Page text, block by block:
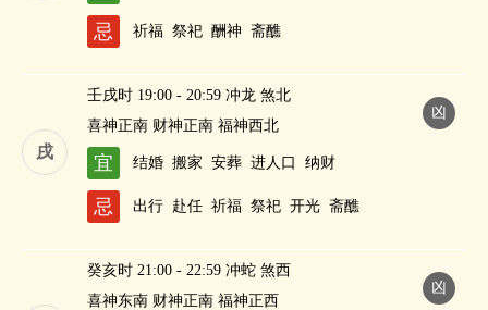
造
纳财
忌 祈福 祭祀 酬神 斋醮
戌
凶
壬戌时 19:00 - 20:59 冲龙 煞北
喜神正南 财神正南 福神西北
宜 结婚 搬家 安葬 进人口 纳财
忌 出行 赴任 祈福 祭祀 开光 斋醮
凶
癸亥时 21:00 - 22:59 冲蛇 煞西
喜神东南 财神正南 福神正西